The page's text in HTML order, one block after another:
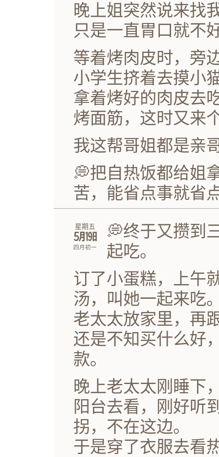
晚上姐突然说来找
只是一直胃口就不
等着烤肉皮时，旁
小学生挤着去摸小
拿着烤好的肉皮去
烤面筋，这时又来
我这帮哥姐都是亲
💭把自热饭都给姐
苦，能省点事就省
星期五
㋄㏲
四月初一
💭终于又攒到
起吃。
订了小蛋糕，上午
汤，叫她一起来吃
老太太放家里，再
还是不知买什么好
款。
晚上老太太刚睡下
阳台去看，刚好听
拐，不在这边。
于是穿了衣服去看